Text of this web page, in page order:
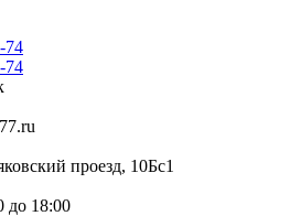
74
74
проезд, 10Бс1
до 18:00